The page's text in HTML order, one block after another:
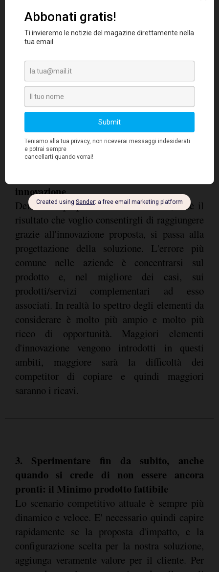
migliorare il mio prodotto?". Questa domanda
non porta a risultati apprezzabili quando si
che innovano continuamente con successo
partono da una domanda che guida
costantemente tutti i loro sforzi d'innovazione:
"Come posso proporre ai miei clienti un
risultato in termini funzionali, emotivi o di
status, superiore rispetto a quello dei prodotti
concorrenti?"
innovazione
Definita la proposta da fare al cliente, cioè il
risultato che voglio consentirgli di raggiungere
grazie all'innovazione proposta, si passa alla
progettazione della soluzione. L'errore più
comune nelle aziende è concentrarsi sul
prodotto e, nel migliore dei casi, sui
prodotti/servizi complementari ad esso
associati. In realtà lo spettro degli elementi da
considerare è molto più ampio e molto più
ricco di opportunità. Maggiori elementi
d'innovazione vengono introdotti in questi
ambiti, maggiore sarà la difficoltà dei
competitor di copiare e quindi maggiori
saranno i ricavi.
3. Sperimentare fin da subito, anche
quando si crede di non essere ancora
pronti: il Minimo prodotto fattibile
Lo scenario competitivo attuale è sempre più
dinamico e veloce. E' necessario quindi capire
rapidamente se la proposta d'impatto, e la
configurazione scelta per la nostra soluzione,
aggiunga veramente valore per il cliente. Per